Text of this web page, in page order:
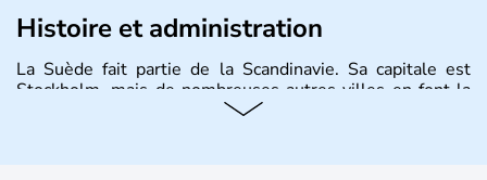
Histoire et administration
La Suède fait partie de la Scandinavie. Sa capitale est
Stockholm, mais de nombreuses autres villes en font la
renommée comme Malmö et Göteborg. Elle fait partie de